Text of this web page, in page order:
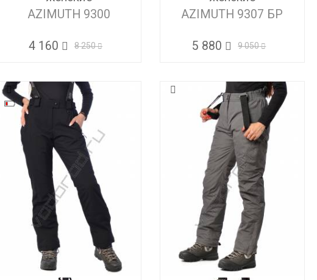
AZIMUTH 9300
4 160 8 250
AZIMUTH 9307 БР
5 880 9 050